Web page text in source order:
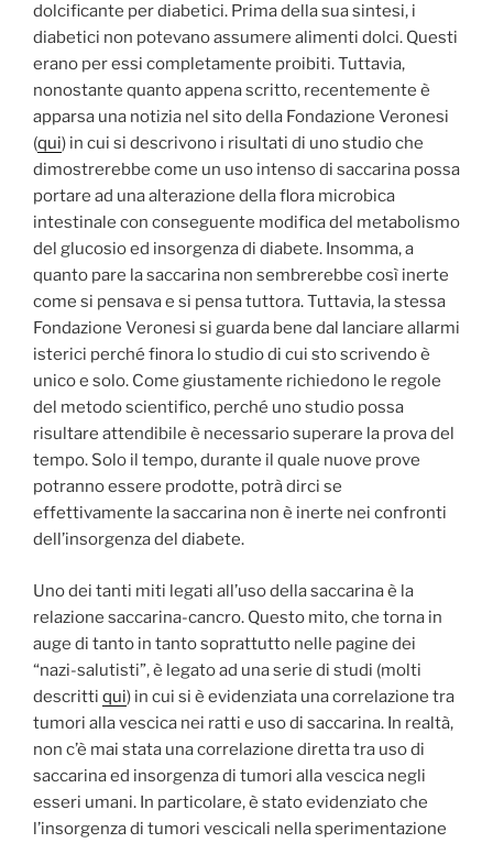
dolcificante per diabetici. Prima della sua sintesi, i
diabetici non potevano assumere alimenti dolci. Questi
erano per essi completamente proibiti. Tuttavia,
nonostante quanto appena scritto, recentemente è
apparsa una notizia nel sito della Fondazione Veronesi
(qui) in cui si descrivono i risultati di uno studio che
dimostrerebbe come un uso intenso di saccarina possa
portare ad una alterazione della flora microbica
intestinale con conseguente modifica del metabolismo
del glucosio ed insorgenza di diabete. Insomma, a
quanto pare la saccarina non sembrerebbe così inerte
come si pensava e si pensa tuttora. Tuttavia, la stessa
Fondazione Veronesi si guarda bene dal lanciare allarmi
isterici perché finora lo studio di cui sto scrivendo è
unico e solo. Come giustamente richiedono le regole
del metodo scientifico, perché uno studio possa
risultare attendibile è necessario superare la prova del
tempo. Solo il tempo, durante il quale nuove prove
potranno essere prodotte, potrà dirci se
effettivamente la saccarina non è inerte nei confronti
dell’insorgenza del diabete.
Uno dei tanti miti legati all’uso della saccarina è la
relazione saccarina-cancro. Questo mito, che torna in
auge di tanto in tanto soprattutto nelle pagine dei
“nazi-salutisti”, è legato ad una serie di studi (molti
descritti qui) in cui si è evidenziata una correlazione tra
tumori alla vescica nei ratti e uso di saccarina. In realtà,
non c’è mai stata una correlazione diretta tra uso di
saccarina ed insorgenza di tumori alla vescica negli
esseri umani. In particolare, è stato evidenziato che
l’insorgenza di tumori vescicali nella sperimentazione